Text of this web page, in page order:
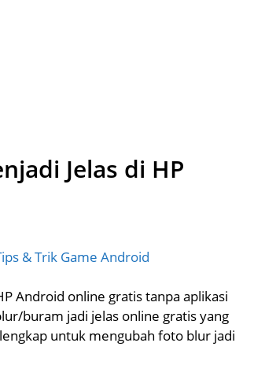
Jelas di HP
& Trik Game Android
Android online gratis tanpa aplikasi
buram jadi jelas online gratis yang
untuk mengubah foto blur jadi